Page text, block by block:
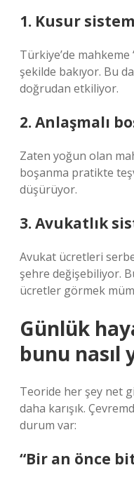
1. Kusur
Türkiye’de mahkeme
şekilde bakıyor. Bu
doğrudan etkiliyor.
2. Anlaşmalı
Zaten yoğun olan
boşanma pratikte
düşürüyor.
3. Avukatlık
Avukat ücretleri
şehre değişebiliyor.
ücretler görmek
Günlük
bunu nasıl
Teoride her şey net
daha karışık.
durum var:
“Bir an önce